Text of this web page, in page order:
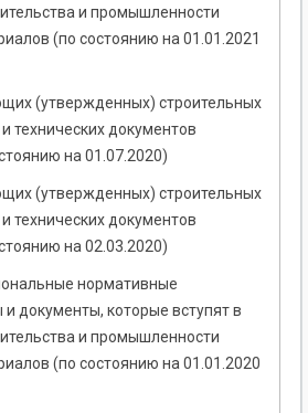
и промышленности
(по состоянию на 01.01.2021
(утвержденных) строительных
технических документов
на 01.07.2020)
(утвержденных) строительных
технических документов
на 02.03.2020)
нормативные
документы, которые вступят в
и промышленности
(по состоянию на 01.01.2020